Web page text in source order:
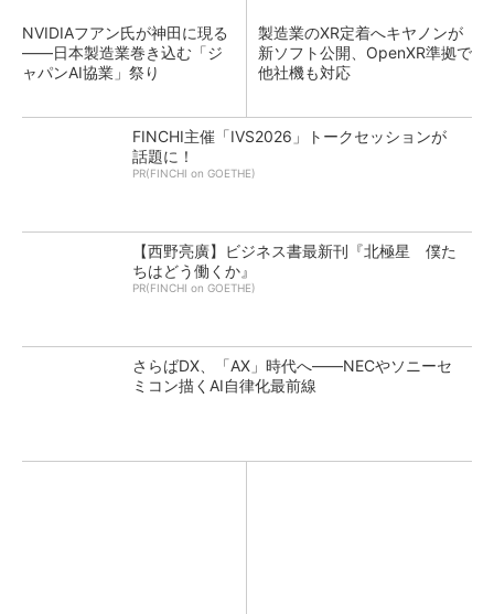
NVIDIAフアン氏が神田に現る
――日本製造業巻き込む「ジ
ャパンAI協業」祭り
製造業のXR定着へキヤノンが
新ソフト公開、OpenXR準拠で
他社機も対応
FINCHI主催「IVS2026」トークセッションが
話題に！
PR(FINCHI on GOETHE)
【西野亮廣】ビジネス書最新刊『北極星 僕た
ちはどう働くか』
PR(FINCHI on GOETHE)
さらばDX、「AX」時代へ――NECやソニーセ
ミコン描くAI自律化最前線